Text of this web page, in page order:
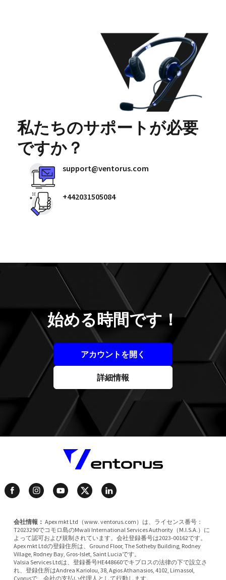
私たちのサポートが必要
ですか？
support@ventorus.com
+442031505084
始める時間です！
アカウントを開く
詳細情報
会社情報： Apex mkt Ltd（www. ventorus.com）は、ライセンス番号：
T2023290でコモロ島のMwali International Services Authority（M.I.S.A.）に
よって認可および規制されています。会社登録番号は2023-00162です。
Apex mkt Ltdの登録住所は、Ground Floor, The Sotheby Building, Rodney
Village, Rodney Bay, Gros-Islet, Saint Luciaです。
Valsia Services Ltdは、登録番号HE448660でキプロスの法律の下で設立さ
れ、登録住所はAndrea Kariolou, 38, Agios Athanasios, 4102, Limassol,
Cyprusで、会社の支払い代理人として行動します。